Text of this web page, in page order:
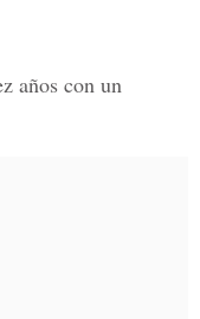
años con un